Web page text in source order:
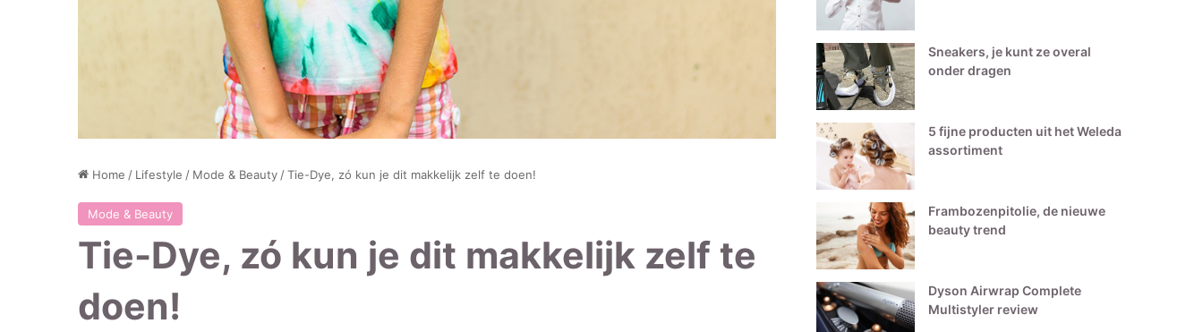
Home / Lifestyle / Mode & Beauty /Tie-Dye, zó kun je dit makkelijk zelf te doen!
Mode & Beauty
Tie-Dye, zó kun je dit makkelijk zelf te
doen!
Sneakers, je kunt ze overal
onder dragen
5 fijne producten uit het Weleda
assortiment
Frambozenpitolie, de nieuwe
beauty trend
Dyson Airwrap Complete
Multistyler review